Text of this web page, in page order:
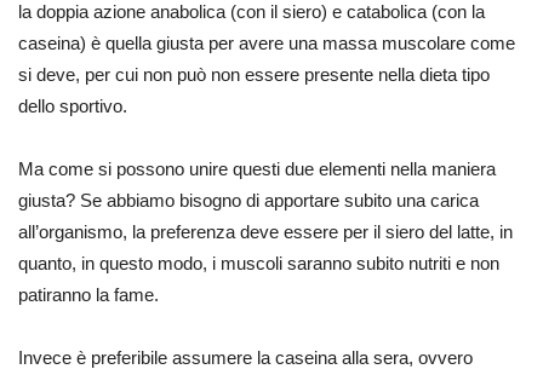
la doppia azione anabolica (con il siero) e catabolica (con la
caseina) è quella giusta per avere una massa muscolare come
si deve, per cui non può non essere presente nella dieta tipo
dello sportivo.
Ma come si possono unire questi due elementi nella maniera
giusta? Se abbiamo bisogno di apportare subito una carica
all’organismo, la preferenza deve essere per il siero del latte, in
quanto, in questo modo, i muscoli saranno subito nutriti e non
patiranno la fame.
Invece è preferibile assumere la caseina alla sera, ovvero